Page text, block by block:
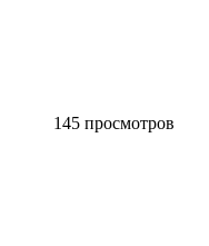
145 просмотров